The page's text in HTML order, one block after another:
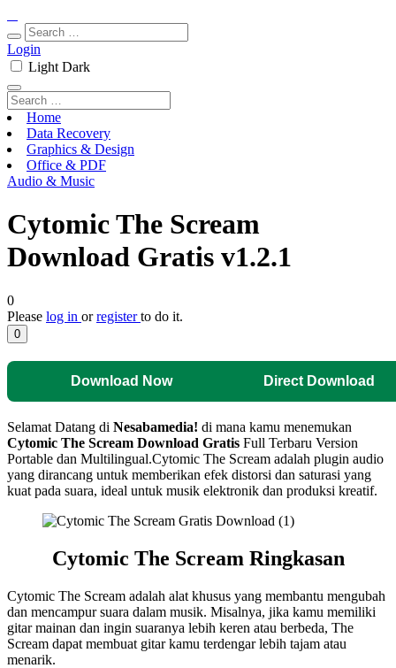
Login
Light Dark
Home
Data Recovery
Graphics & Design
Office & PDF
Audio & Music
Cytomic The Scream
Download Gratis v1.2.1
0
Please log in orregisterto do it.
0
Download Now Direct Download
Selamat Datang di Nesabamedia! di mana kamu menemukan
Cytomic The Scream Download Gratis Full Terbaru Version
Portable dan Multilingual.Cytomic The Scream adalah plugin audio
yang dirancang untuk memberikan efek distorsi dan saturasi yang
kuat pada suara, ideal untuk musik elektronik dan produksi kreatif.
Cytomic The Scream Ringkasan
Cytomic The Scream adalah alat khusus yang membantu mengubah
dan mencampur suara dalam musik. Misalnya, jika kamu memiliki
gitar mainan dan ingin suaranya lebih keren atau berbeda, The
Scream dapat membuat gitar kamu terdengar lebih tajam atau
menarik.